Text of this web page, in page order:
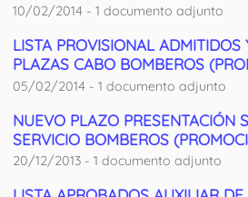
10/02/2014 - 1 documento adjunto
LISTA PROVISIONAL ADMITIDOS
PLAZAS CABO BOMBEROS
05/02/2014 - 1 documento adjunto
NUEVO PLAZO PRESENTACIÓN
SERVICIO BOMBEROS
20/12/2013 - 1 documento adjunto